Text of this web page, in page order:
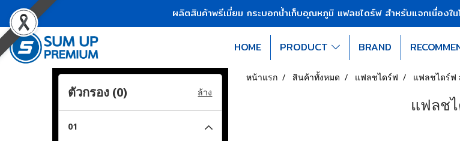
ผลิตสินค้าพรีเมี่ยม กระบอกน้ำเก็บอุณหภูมิ แฟลชไดร์ฟ สำหรับแจกเนื่องใ
HOME PRODUCT BRAND
หน้าแรก สินค้าทั้งหมด แฟลชไดร์ฟ แฟลชไดร์ฟ
แฟลช
ตัวกรอง (0) ล้าง
01